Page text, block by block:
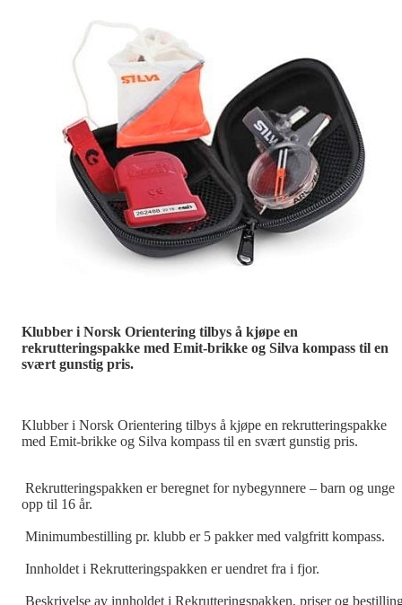
Klubber i Norsk Orientering tilbys å kjøpe en
rekrutteringspakke med Emit-brikke og Silva kompass til en
svært gunstig pris.
Klubber i Norsk Orientering tilbys å kjøpe en rekrutteringspakke
med Emit-brikke og Silva kompass til en svært gunstig pris.
Rekrutteringspakken er beregnet for nybegynnere – barn og unge
opp til 16 år.
Minimumbestilling pr. klubb er 5 pakker med valgfritt kompass.
Innholdet i Rekrutteringspakken er uendret fra i fjor.
Beskrivelse av innholdet i Rekrutteringspakken, priser og